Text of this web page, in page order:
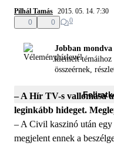
Pilhál Tamás 2015. 05. 14. 7:30
0
0 0
Jobban
kiemelt témáihoz
összeérnek,
– A Hír TV-s vallomása
leginkább hideget.
– A Civil kaszinó után
megjelent ennek a